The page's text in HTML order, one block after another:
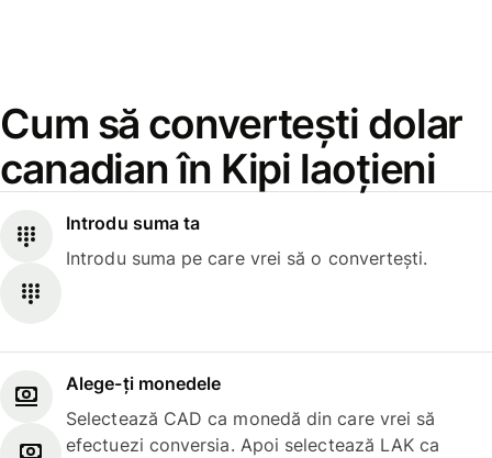
Cum să convertești dolar
canadian în Kipi laoțieni
Introdu suma ta
Introdu suma pe care vrei să o convertești.
Alege-ți monedele
Selectează CAD ca monedă din care vrei să
efectuezi conversia. Apoi selectează LAK ca